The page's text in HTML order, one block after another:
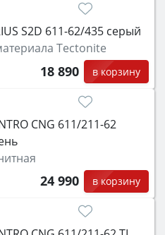
S2D 611-62/435 серый
Tectonite
18 890 в корзину
CNG 611/211-62
24 990 в корзину